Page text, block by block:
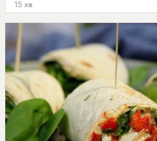
15 хв